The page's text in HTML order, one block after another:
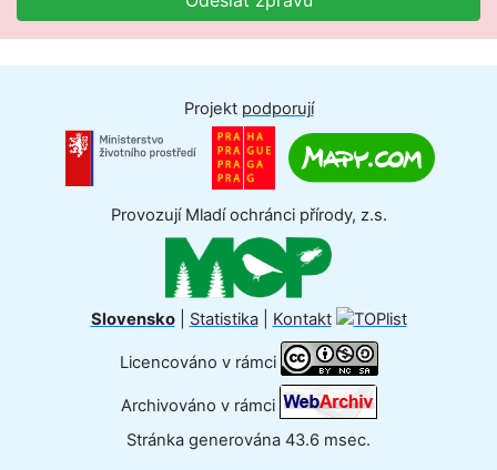
Projekt podporují
Provozují Mladí ochránci přírody, z.s.
Slovensko| Statistika| Kontakt
Licencováno v rámci
Archivováno v rámci
Stránka generována 43.6 msec.